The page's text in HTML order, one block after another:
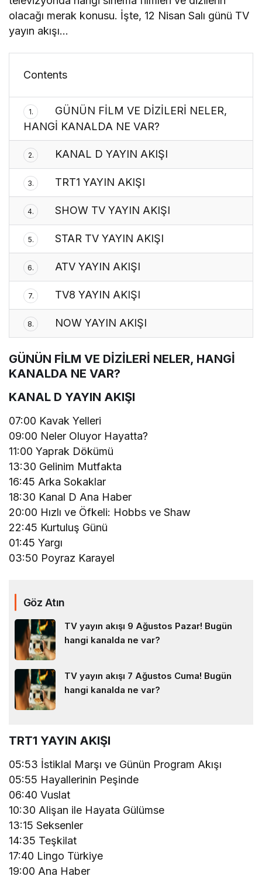
olacağı merak konusu. İşte, 12 Nisan Salı günü TV
yayın akışı…
Contents
1.
GÜNÜN FİLM VE DİZİLERİ NELER,
HANGİ KANALDA NE VAR?
2. KANAL D YAYIN AKIŞI
3. TRT1 YAYIN AKIŞI
4. SHOW TV YAYIN AKIŞI
5. STAR TV YAYIN AKIŞI
6. ATV YAYIN AKIŞI
7. TV8 YAYIN AKIŞI
8. NOW YAYIN AKIŞI
GÜNÜN FİLM VE DİZİLERİ NELER, HANGİ
KANALDA NE VAR?
KANAL D YAYIN AKIŞI
07:00 Kavak Yelleri
09:00 Neler Oluyor Hayatta?
11:00 Yaprak Dökümü
13:30 Gelinim Mutfakta
16:45 Arka Sokaklar
18:30 Kanal D Ana Haber
20:00 Hızlı ve Öfkeli: Hobbs ve Shaw
22:45 Kurtuluş Günü
01:45 Yargı
03:50 Poyraz Karayel
Göz Atın
TV yayın akışı 9 Ağustos Pazar! Bugün
hangi kanalda ne var?
TV yayın akışı 7 Ağustos Cuma! Bugün
hangi kanalda ne var?
TRT1 YAYIN AKIŞI
05:53 İstiklal Marşı ve Günün Program Akışı
05:55 Hayallerinin Peşinde
06:40 Vuslat
10:30 Alişan ile Hayata Gülümse
13:15 Seksenler
14:35 Teşkilat
17:40 Lingo Türkiye
19:00 Ana Haber